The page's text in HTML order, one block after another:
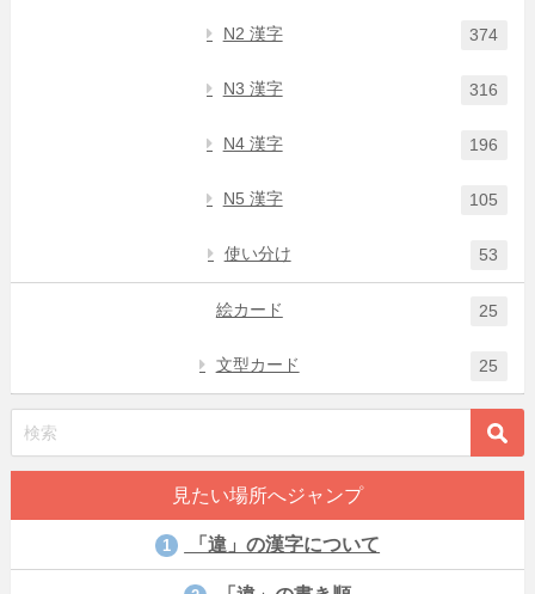
N2 漢字 374
N3 漢字 316
N4 漢字 196
N5 漢字 105
使い分け 53
絵カード 25
文型カード 25
見たい場所へジャンプ
1 「違」の漢字について